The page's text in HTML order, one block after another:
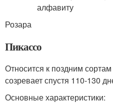
Розара
Пикассо
Относится к поздним
созревает спустя 110-130
Основные характеристики: